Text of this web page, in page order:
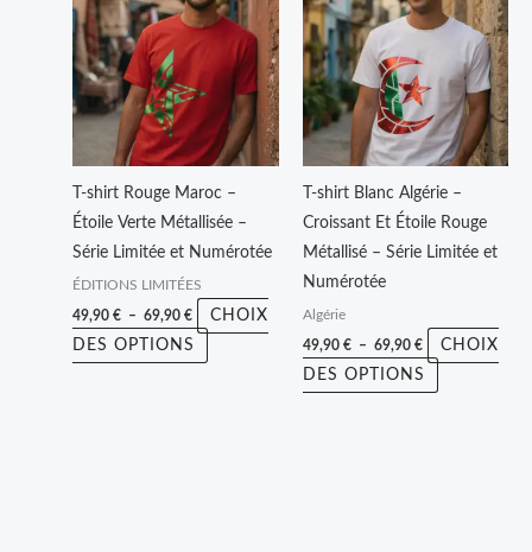
T-shirt Rouge Maroc –
Étoile Verte Métallisée –
Série Limitée et Numérotée
ÉDITIONS LIMITÉES
49,90€ – 69,90€
prix :
49,90 €
à
69,90 €
CHOIX
DES OPTIONS
a
plusieurs
variations.
Les
options
la
page
du
T-shirt Blanc Algérie –
Croissant Et Étoile Rouge
Métallisé – Série Limitée et
Numérotée
Algérie
49,90 € – 69,90 €
prix :
49,90 €
69,90 €
CHOIX
DES OPTIONS
a
plusieurs
variations.
Les
options
page
du
produit